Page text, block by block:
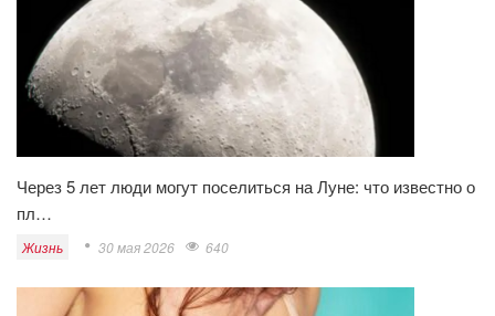
Через 5 лет люди могут поселиться на Луне: что известно о
пл…
Жизнь 30 мая 2026 640